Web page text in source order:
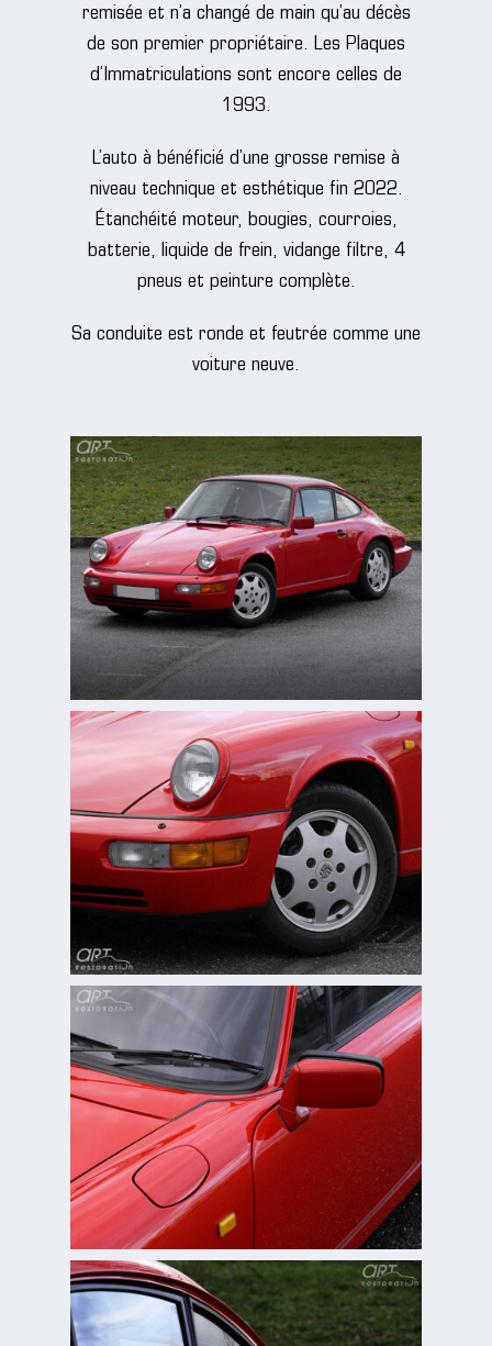
remisée et n’a changé de main qu’au décès
de son premier propriétaire. Les Plaques
d’Immatriculations sont encore celles de
1993.
L’auto à bénéficié d’une grosse remise à
niveau technique et esthétique fin 2022.
Étanchéité moteur, bougies, courroies,
batterie, liquide de frein, vidange filtre, 4
pneus et peinture complète.
Sa conduite est ronde et feutrée comme une
voiture neuve.